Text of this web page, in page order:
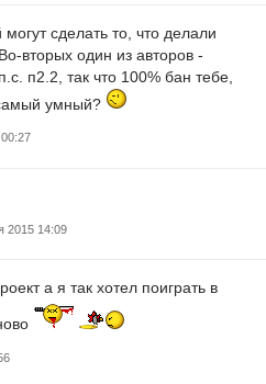
сделать то, что делали
вторых один из авторов -
п2.2, так что 100% бан тебе,
умный?
2015 14:09
а я так хотел поиграть в